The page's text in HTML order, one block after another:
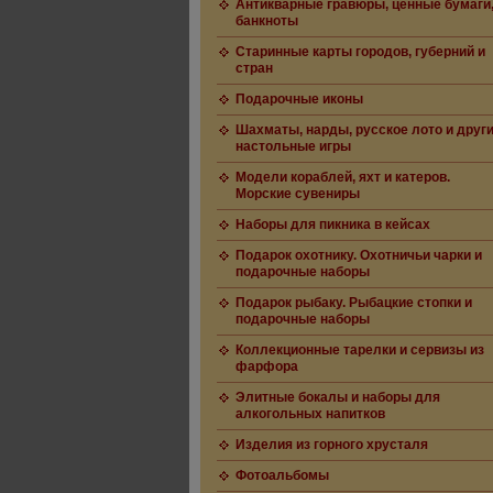
Антикварные гравюры, ценные бумаги,
банкноты
Старинные карты городов, губерний и
стран
Подарочные иконы
Шахматы, нарды, русское лото и
настольные игры
Модели кораблей, яхт и катеров.
Морские сувениры
Наборы для пикника в кейсах
Подарок охотнику. Охотничьи чарки и
подарочные наборы
Подарок рыбаку. Рыбацкие стопки и
подарочные наборы
Коллекционные тарелки и сервизы из
фарфора
Элитные бокалы и наборы для
алкогольных напитков
Изделия из горного хрусталя
Фотоальбомы